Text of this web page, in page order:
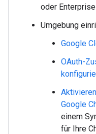
oder
Umgebung
Google
OAuth-
Google
einem
für Ihre